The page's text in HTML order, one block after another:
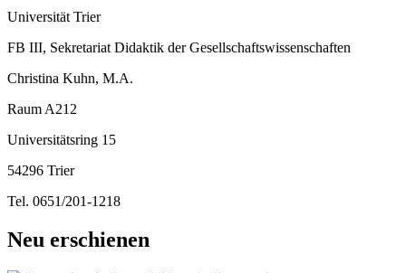
Universität Trier
FB III, Sekretariat Didaktik der Gesellschaftswissenschaften
Christina Kuhn, M.A.
Raum A212
Universitätsring 15
54296 Trier
Tel. 0651/201-1218
Neu erschienen